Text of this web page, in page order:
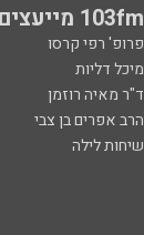
103fm מייעצים
פרופ' רפי קרסו
מיכל דליות
ד"ר מאיה רוזמן
הרב אפרים בן צבי
שיחות לילה